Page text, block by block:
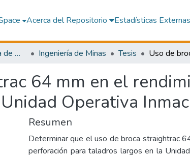
Acerca del Repositorio Estadísticas Externas
Facultad de Ingeniería de Minas y Metalurgia Ingeniería de Minas Tesis
64 mm en el
Operativa
Resumen
Determinar que el uso de broca straightrac
perforación para taladros largos en la